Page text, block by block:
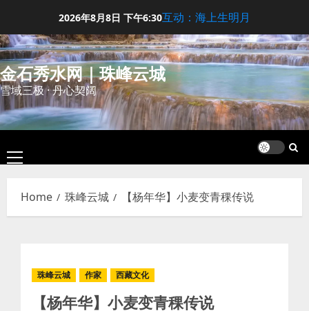
content
2026年8月8日 下午6:30互动：海上生明月
金石秀水网｜珠峰云城
雪域三极 · 丹心契阔
Primary
Menu
Home 珠峰云城 【杨年华】小麦变青稞传说
珠峰云城 作家 西藏文化
【杨年华】小麦变青稞传说